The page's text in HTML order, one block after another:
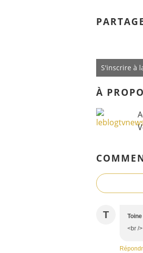
S'inscrire à
À
T Toine
<br /